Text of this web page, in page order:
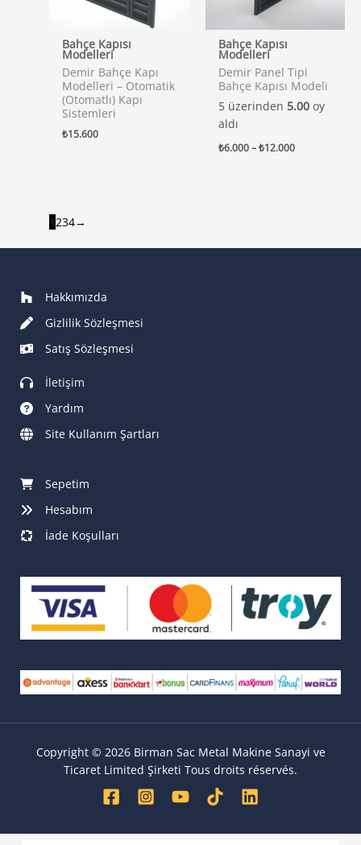
Bahçe Kapısı
Modelleri
Demir Bahçe Kapı
Modelleri – Otomatik
(Otomatlı) Kapı
Sistemleri
₺15.600
Bahçe Kapısı
Modelleri
Demir Panel Tipi
Bahçe Kapısı Modeli
5 üzerinden 5.00oy
aldı
₺6.000–₺12.000Fiyat
1234→
Hakkımızda
Gizlilik Sözleşmesi
Satış Sözleşmesi
İletişim
Yardım
Site Kullanım Şartları
Sepetim
Hesabım
İade Koşulları
Copyright © 2026 Birman Sac Metal Makine Sanayi ve
Ticaret Limited Şirketi Tous droits réservés.